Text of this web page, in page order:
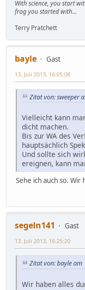
With science, you start
frog you started with...
Terry Pratchett
bayle
Gast
13. Juli 2013, 16:05:08
Zitat von: sweeper
Vielleicht kann
dicht machen.
Bis zur WA des
hauptsächlich
Und sollte sich
ereignen, kann
Sehe ich auch so.
segeln141
Gast
13. Juli 2013, 16:25:20
Zitat von: bayle am
Wir haben alles